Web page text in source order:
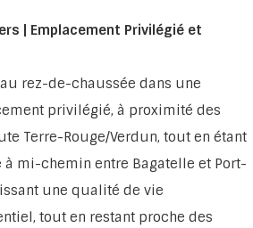
| Emplacement Privilégié et
rez-de-chaussée dans une
privilégié, à proximité des
Terre-Rouge/Verdun, tout en étant
à mi-chemin entre Bagatelle et Port-
une qualité de vie
tout en restant proche des